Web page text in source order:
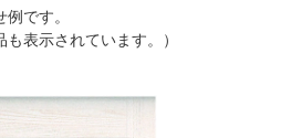
です。
も表示されています。）